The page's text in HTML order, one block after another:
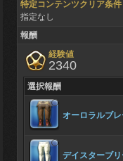
特定コンテンツクリア条件
指定なし
報酬
経験値
2340
選択報酬
オーロラルブ
デイスターブ